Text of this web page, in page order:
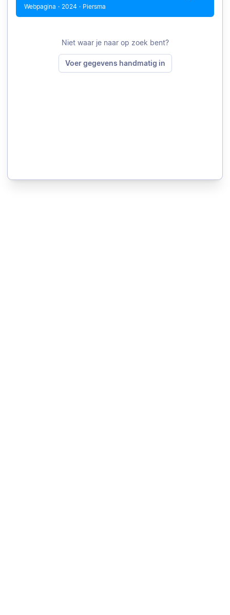
Webpagina · 2024 · Piersma
Niet waar je naar op zoek bent?
Voer gegevens handmatig in